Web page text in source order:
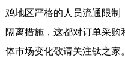
鸡地区严格的人员流通限制
隔离措施，这都对订单采
体市场变化敬请关注钛之家。